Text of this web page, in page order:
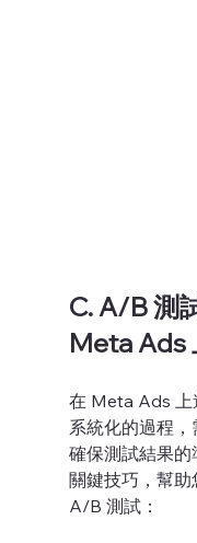
C. A/B 測
Meta Ads
在 Meta Ads 上
系統化的過程
確保測試結果
關鍵技巧，幫
A/B 測試：